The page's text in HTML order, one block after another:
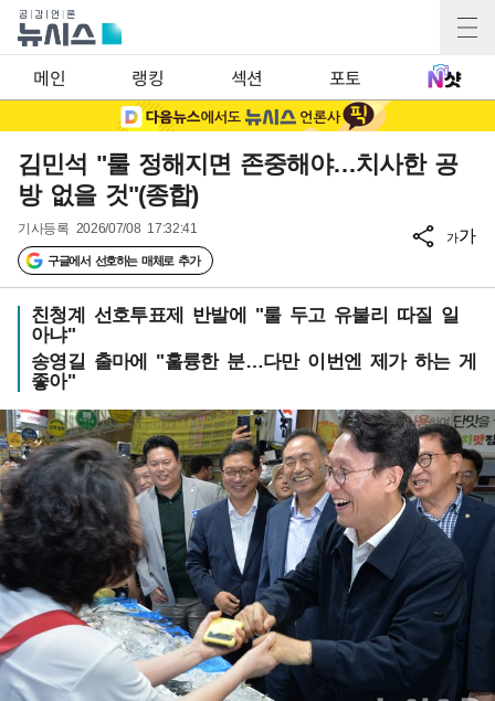
메인 랭킹 섹션 포토
김민석 "룰 정해지면 존중해야…치사한 공
방 없을 것"(종합)
기사등록 2026/07/08 17:32:41
구글에서 선호하는 매체로 추가
가가
친청계 선호투표제 반발에 "룰 두고 유불리 따질 일
아냐"
송영길 출마에 "훌륭한 분…다만 이번엔 제가 하는 게
좋아"